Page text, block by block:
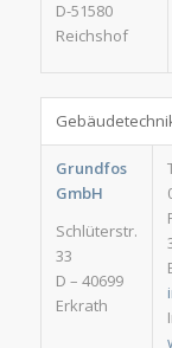
D-51580
Reichshof
Grundfos
GmbH
Schlüterstr.
33
D – 40699
Erkrath